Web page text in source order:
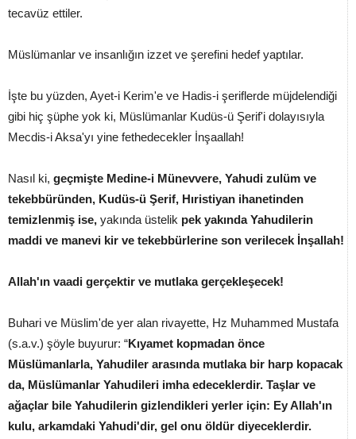
tecavüz ettiler.
Müslümanlar ve insanlığın izzet ve şerefini hedef yaptılar.
İşte bu yüzden, Ayet-i Kerim'e ve Hadis-i şeriflerde müjdelendiği
gibi hiç şüphe yok ki, Müslümanlar Kudüs-ü Şerif'i dolayısıyla
Mecdis-i Aksa'yı yine fethedecekler İnşaallah!
Nasıl ki, geçmişte Medine-i Münevvere, Yahudi zulüm ve
tekebbüründen, Kudüs-ü Şerif, Hıristiyan ihanetinden
temizlenmiş ise, yakında üstelik pek yakında Yahudilerin
maddi ve manevi kir ve tekebbürlerine son verilecek İnşallah!
Allah'ın vaadi gerçektir ve mutlaka gerçekleşecek!
Buhari ve Müslim'de yer alan rivayette, Hz Muhammed Mustafa
(s.a.v.) şöyle buyurur: “Kıyamet kopmadan önce
Müslümanlarla, Yahudiler arasında mutlaka bir harp kopacak
da, Müslümanlar Yahudileri imha edeceklerdir. Taşlar ve
ağaçlar bile Yahudilerin gizlendikleri yerler için: Ey Allah'ın
kulu, arkamdaki Yahudi'dir, gel onu öldür diyeceklerdir.